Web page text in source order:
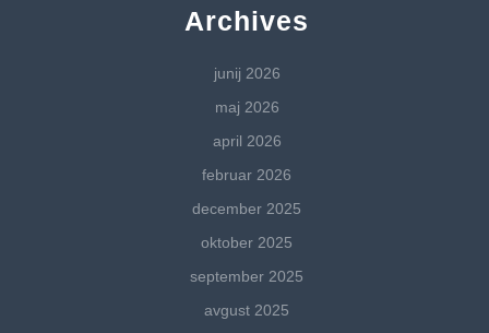
Archives
junij 2026
maj 2026
april 2026
februar 2026
december 2025
oktober 2025
september 2025
avgust 2025